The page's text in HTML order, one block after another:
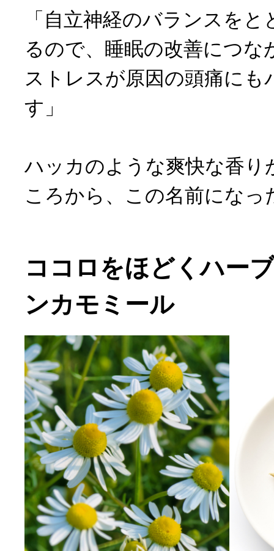
「自立神経のバランスを
るので、睡眠の改善につな
ストレスが原因の頭痛にも
す」
ハッカのような爽快な香り
ころから、この名前になっ
ココロをほどくハー
ンカモミール